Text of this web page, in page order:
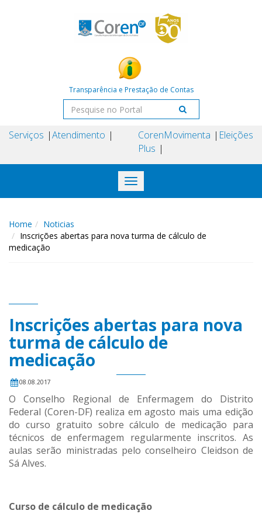
Transparência e Prestação de Contas
Serviços Atendimento
Coren
Plus
Movimenta Eleições
Toggle
navigation
Home
Noticias
Inscrições abertas para nova turma de cálculo de
medicação
Inscrições abertas para nova
turma de cálculo de
medicação
08.08.2017
O Conselho Regional de Enfermagem do Distrito
Federal (Coren-DF) realiza em agosto mais uma edição
do curso gratuito sobre cálculo de medicação para
técnicos de enfermagem regularmente inscritos. As
aulas serão ministradas pelo conselheiro Cleidson de
Sá Alves.
Curso de cálculo de medicação